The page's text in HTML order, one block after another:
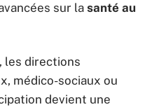
sur la santé au
les directions
médico-sociaux ou
devient une